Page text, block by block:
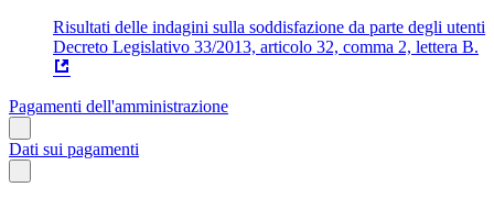
Risultati delle indagini sulla soddisfazione da parte degli utenti
Decreto Legislativo 33/2013, articolo 32, comma 2, lettera B.
Pagamenti dell'amministrazione
Dati sui pagamenti